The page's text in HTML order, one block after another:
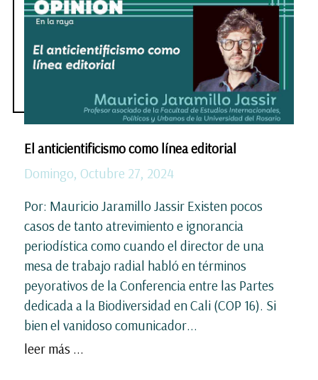
El anticientificismo como línea editorial
Domingo, Octubre 27, 2024
Por: Mauricio Jaramillo Jassir Existen pocos
casos de tanto atrevimiento e ignorancia
periodística como cuando el director de una
mesa de trabajo radial habló en términos
peyorativos de la Conferencia entre las Partes
dedicada a la Biodiversidad en Cali (COP 16). Si
bien el vanidoso comunicador...
leer más ...